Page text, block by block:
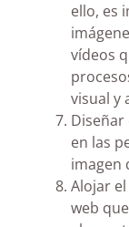
ello, es
vídeos
visual y
en las
imagen
Alojar
web